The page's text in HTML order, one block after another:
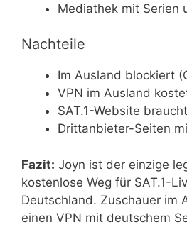
Mediathek mit Serien
Nachteile
Im Ausland blockiert
VPN im Ausland
SAT.1-Website
Drittanbieter-Seiten
Fazit: Joyn ist der einzige
kostenlose Weg für SAT.1-
Deutschland. Zuschauer im
einen VPN mit deutschem